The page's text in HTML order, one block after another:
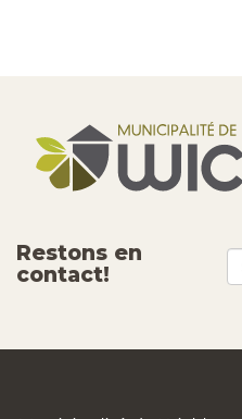
Restons en
contact!